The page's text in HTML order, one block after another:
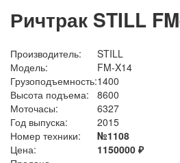
Ричтрак STILL
Производитель:
STILL
Модель:
FM-X14
Грузоподъемность:1400
Высота подъема:
8600
Моточасы:
6327
Год выпуска:
2015
Номер техники:
№1108
Цена:
1150000 ₽